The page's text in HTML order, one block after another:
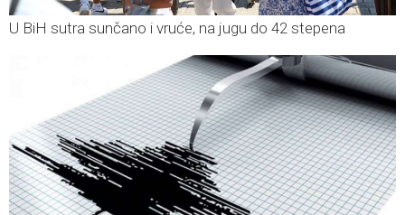
U BiH sutra sunčano i vruće, na jugu do 42 stepena